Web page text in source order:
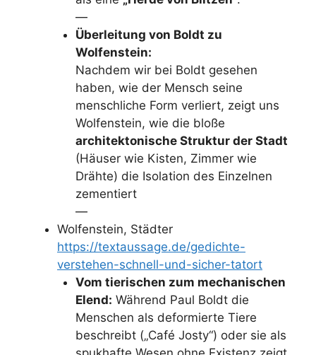
—
Überleitung von Boldt zu
Wolfenstein:
Nachdem wir bei Boldt gesehen
haben, wie der Mensch seine
menschliche Form verliert, zeigt uns
Wolfenstein, wie die bloße
architektonische Struktur der Stadt
(Häuser wie Kisten, Zimmer wie
Drähte) die Isolation des Einzelnen
zementiert
—
Wolfenstein, Städter
https://textaussage.de/gedichte-
verstehen-schnell-und-sicher-tatort
Vom tierischen zum mechanischen
Elend: Während Paul Boldt die
Menschen als deformierte Tiere
beschreibt („Café Josty“) oder sie als